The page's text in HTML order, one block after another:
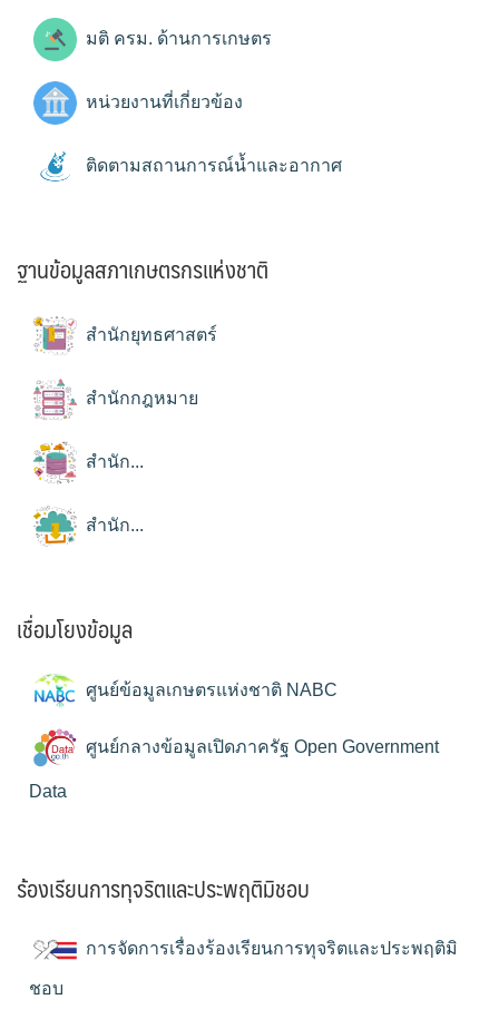
มติ ครม. ด้านการเกษตร
หน่วยงานที่เกี่ยวข้อง
ติดตามสถานการณ์น้ำและอากาศ
ฐานข้อมูลสภาเกษตรกรแห่งชาติ
สำนักยุทธศาสตร์
สำนักกฎหมาย
สำนัก...
สำนัก...
เชื่อมโยงข้อมูล
ศูนย์ข้อมูลเกษตรแห่งชาติ NABC
ศูนย์กลางข้อมูลเปิดภาครัฐ Open Government
Data
ร้องเรียนการทุจริตและประพฤติมิชอบ
การจัดการเรื่องร้องเรียนการทุจริตและประพฤติมิ
ชอบ